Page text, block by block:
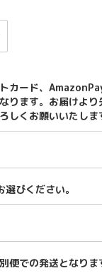
カード、
ります。お届けよ
しくお願いいたしま
びください。
便での発送となりま